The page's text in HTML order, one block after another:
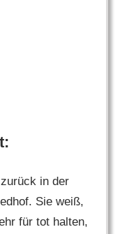
in der
Sie weiß,
für tot halten,